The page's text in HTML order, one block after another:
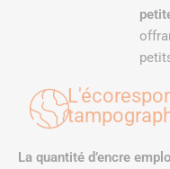
La quantité d’encre